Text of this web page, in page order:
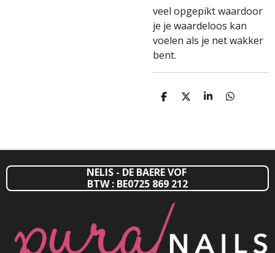
veel opgepikt waardoor
je je waardeloos kan
voelen als je net wakker
bent.
D
D
S
D
NELIS - DE BAERE VOF
BTW : BE0725 869 212